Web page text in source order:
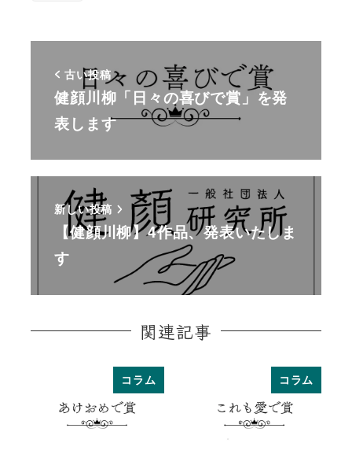
古い投稿
健顔川柳「日々の喜びで賞」を発
表します
新しい投稿
【健顔川柳】4作品、発表いたしま
す
関連記事
コラム コラム